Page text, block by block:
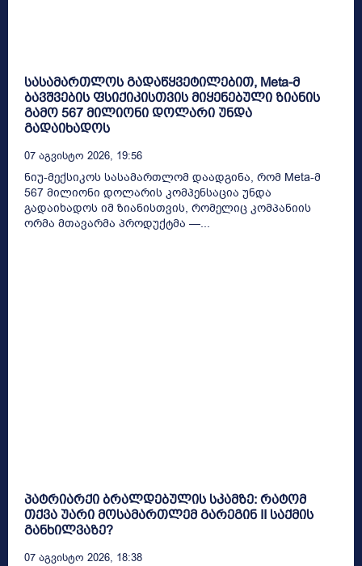
სასამართლოს გადაწყვეტილებით, Meta-მ
ბავშვების ფსიქიკისთვის მიყენებული ზიანის
გამო 567 მილიონი დოლარი უნდა
გადაიხადოს
07 Აგვისტო 2026, 19:56
ნიუ-მექსიკოს სასამართლომ დაადგინა, რომ Meta-მ
567 მილიონი დოლარის კომპენსაცია უნდა
გადაიხადოს იმ ზიანისთვის, რომელიც კომპანიის
ორმა მთავარმა პროდუქტმა —...
პატრიარქი ბრალდებულის სკამზე: რატომ
თქვა უარი მოსამართლემ გარეგინ II საქმის
განხილვაზე?
07 Აგვისტო 2026, 18:38